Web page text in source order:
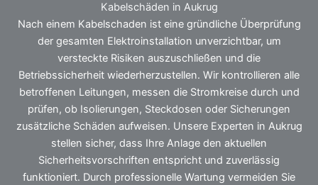
Kabelschäden in Aukrug
Nach einem Kabelschaden ist eine gründliche Überprüfung
der gesamten Elektroinstallation unverzichtbar, um
versteckte Risiken auszuschließen und die
Betriebssicherheit wiederherzustellen. Wir kontrollieren alle
betroffenen Leitungen, messen die Stromkreise durch und
prüfen, ob Isolierungen, Steckdosen oder Sicherungen
zusätzliche Schäden aufweisen. Unsere Experten in Aukrug
stellen sicher, dass Ihre Anlage den aktuellen
Sicherheitsvorschriften entspricht und zuverlässig
funktioniert. Durch professionelle Wartung vermeiden Sie